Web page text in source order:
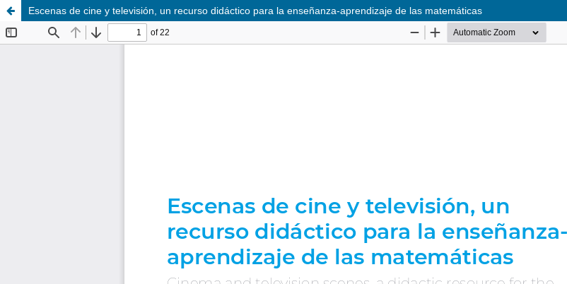
Escenas de cine y televisión, un recurso didáctico para la enseñanza-aprendizaje de las matemáticas